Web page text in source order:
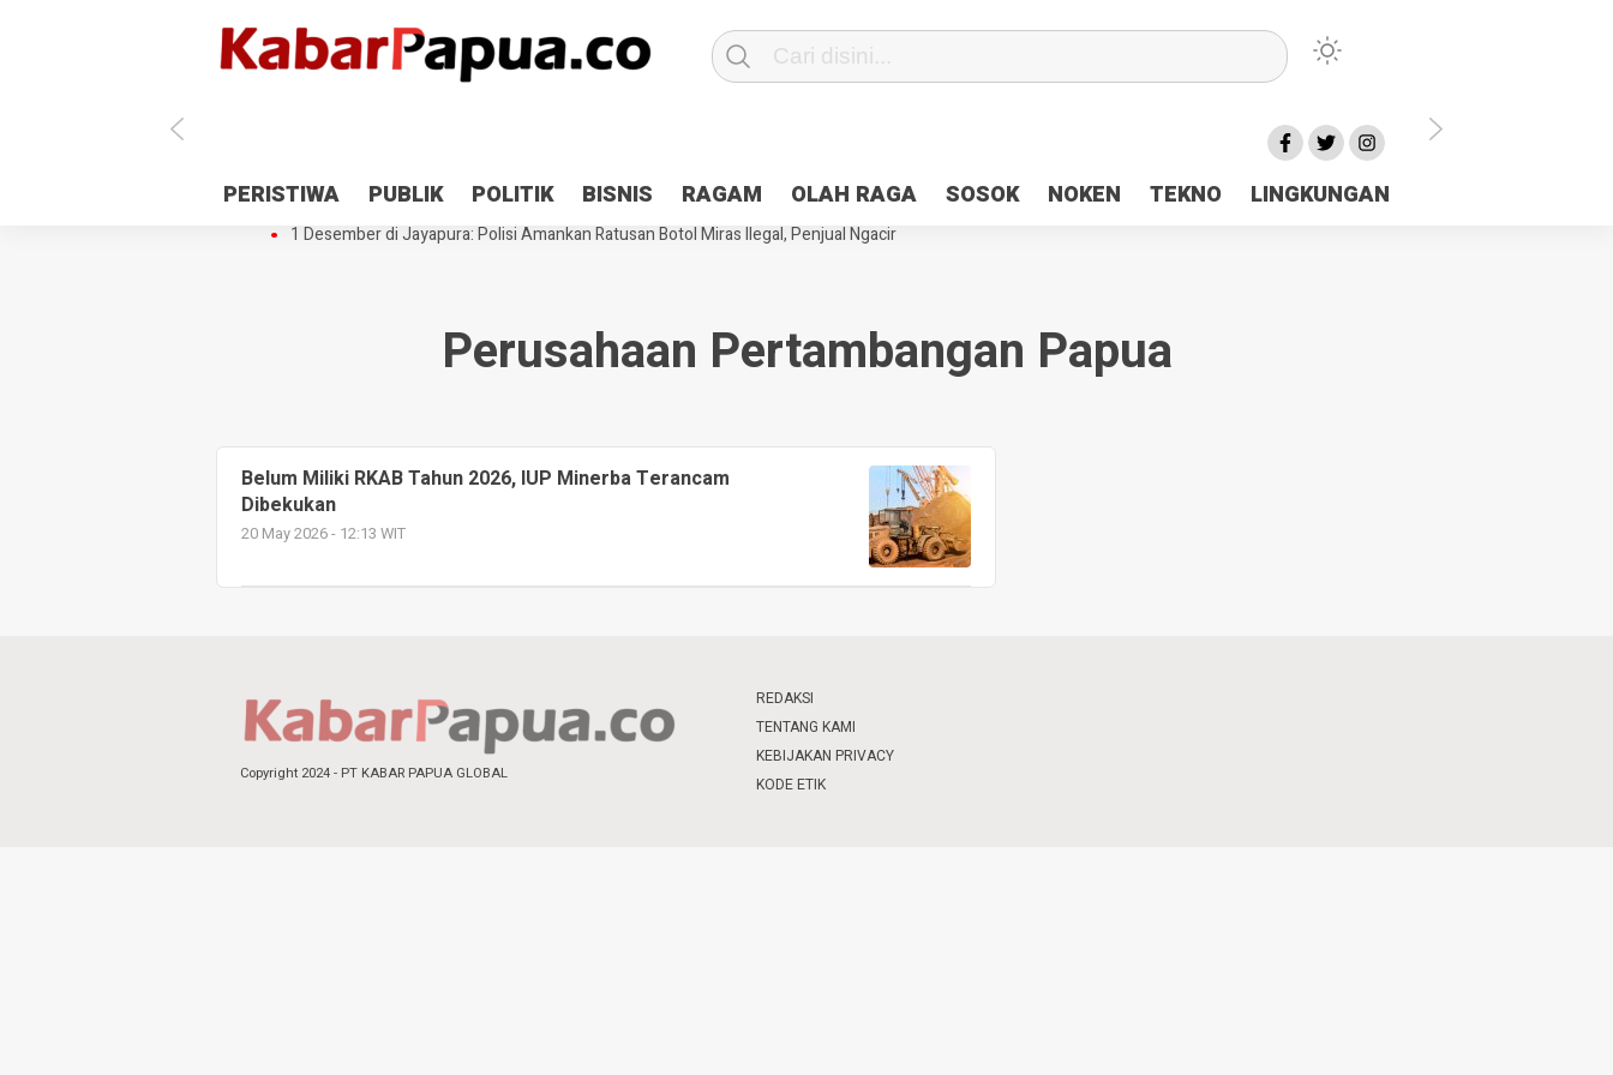
PERISTIWA PUBLIK POLITIK BISNIS RAGAM OLAH RAGA SOSOK NOKEN TEKNO LINGKUNGAN
Antisipasi 1 Desember, TNI Polri Patroli 2×24 jam di Kota Jayapura
Pesan Sejuk Polri di Deklarasi Pemilu Ceria Tanah Papua
Gedung Perpustakaan SMPN 5 Sentani Terbakar
Hibah Pilkada Jayapura Cair 10 Persen, Deposit Kas Daerah Rp23 Miliar Disorot
1 Desember di Jayapura: Polisi Amankan Ratusan Botol Miras Ilegal, Penjual Ngacir
Perusahaan Pertambangan Papua
Belum Miliki RKAB Tahun 2026, IUP Minerba Terancam
Dibekukan
20 May 2026 - 12:13 WIT
Copyright 2024 - PT KABAR PAPUA GLOBAL
REDAKSI
TENTANG KAMI
KEBIJAKAN PRIVACY
KODE ETIK